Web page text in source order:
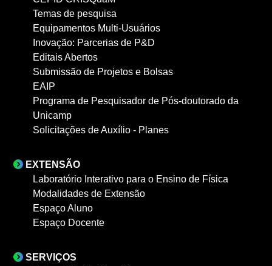
Temas de pesquisa
Equipamentos Multi-Usuários
Inovação: Parcerias de P&D
Editais Abertos
Submissão de Projetos e Bolsas
EAIP
Programa de Pesquisador de Pós-doutorado da
Unicamp
Solicitações de Auxílio - Planes
EXTENSÃO
Laboratório Interativo para o Ensino de Física
Modalidades de Extensão
Espaço Aluno
Espaço Docente
SERVIÇOS